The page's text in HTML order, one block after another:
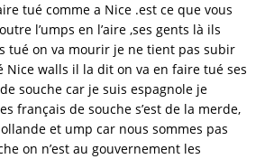
tué comme a Nice .est ce que vous
l’umps en l’aire ,ses gents là ils
tué on va mourir je ne tient pas subir
Nice walls il la dit on va en faire tué ses
souche car je suis espagnole je
français de souche s’est de la merde,
et ump car nous sommes pas
on n’est au gouvernement les